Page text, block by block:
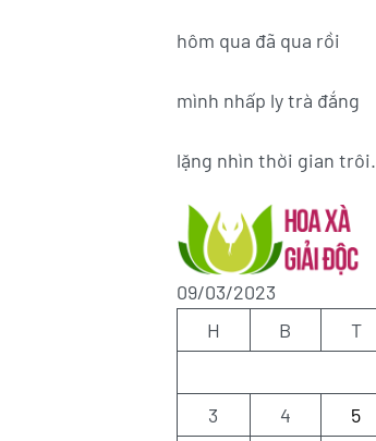
hôm qua đã qua rồi
mình nhấp ly trà đắng
lặng nhìn thời gian trôi.
09/03/2023
H B T
3
4 5